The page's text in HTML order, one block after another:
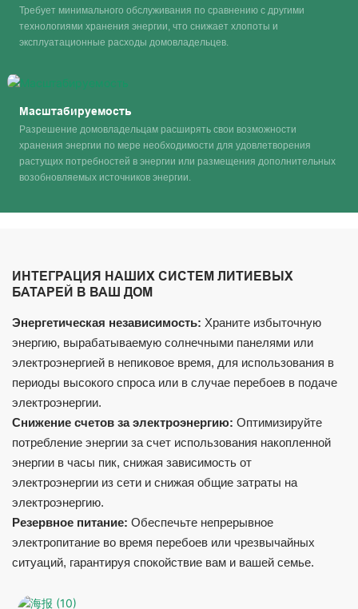
Требует минимального обслуживания по сравнению с другими
технологиями хранения энергии, что снижает хлопоты и
эксплуатационные расходы домовладельцев.
Масштабируемость
Разрешение домовладельцам расширять свои возможности
хранения энергии по мере необходимости для удовлетворения
растущих потребностей в энергии или размещения дополнительных
возобновляемых источников энергии.
ИНТЕГРАЦИЯ НАШИХ СИСТЕМ ЛИТИЕВЫХ
БАТАРЕЙ В ВАШ ДОМ
Энергетическая независимость: Храните избыточную
энергию, вырабатываемую солнечными панелями или
электроэнергией в непиковое время, для использования в
периоды высокого спроса или в случае перебоев в подаче
электроэнергии.
Снижение счетов за электроэнергию: Оптимизируйте
потребление энергии за счет использования накопленной
энергии в часы пик, снижая зависимость от
электроэнергии из сети и снижая общие затраты на
электроэнергию.
Резервное питание: Обеспечьте непрерывное
электропитание во время перебоев или чрезвычайных
ситуаций, гарантируя спокойствие вам и вашей семье.